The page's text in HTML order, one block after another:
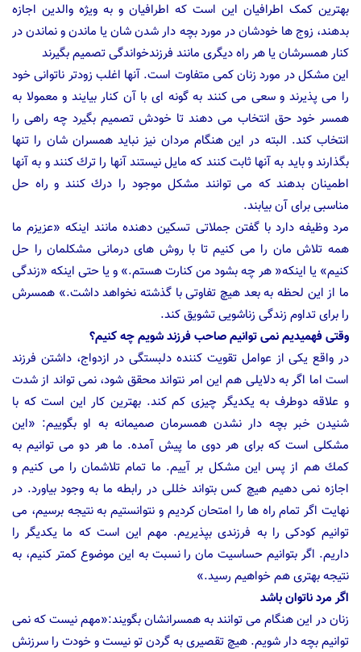
بهترین کمک اطرافیان این است كه اطرافیان و به ویژه والدین اجازه
بدهند، زوج ها خودشان در مورد بچه دار شدن شان یا ماندن و نماندن در
كنار همسرشان یا هر راه دیگری مانند فرزندخواندگی تصمیم بگیرند
این مشكل در مورد زنان كمی متفاوت است. آنها اغلب زودتر ناتوانی خود
را می پذیرند و سعی می كنند به گونه ای با آن كنار بیایند و معمولا به
همسر خود حق انتخاب می دهند تا خودش تصمیم بگیرد چه راهی را
انتخاب كند. البته در این هنگام مردان نیز نباید همسران شان را تنها
بگذارند و باید به آنها ثابت كنند كه مایل نیستند آنها را ترك كنند و به آنها
اطمینان بدهند كه می توانند مشكل موجود را درك كنند و راه حل
مناسبی برای آن بیابند.
مرد وظیفه دارد با گفتن جملاتی تسكین دهنده مانند اینكه «عزیزم ما
همه تلاش مان را می كنیم تا با روش های درمانی مشكلمان را حل
كنیم» یا اینكه« هر چه بشود من كنارت هستم.» و یا حتی اینكه «زندگی
ما از این لحظه به بعد هیچ تفاوتی با گذشته نخواهد داشت.» همسرش
را برای تداوم زندگی زناشویی تشویق كند.
وقتی فهمیدیم نمی توانیم صاحب فرزند شویم چه كنیم؟
در واقع یكی از عوامل تقویت كننده دلبستگی در ازدواج، داشتن فرزند
است اما اگر به دلایلی هم این امر نتواند محقق شود، نمی تواند از شدت
و علاقه دوطرف به یكدیگر چیزی كم كند. بهترین كار این است كه با
شنیدن خبر بچه دار نشدن همسرمان صمیمانه به او بگوییم: «این
مشكلی است كه برای هر دوی ما پیش آمده. ما هر دو می توانیم به
كمك هم از پس این مشكل بر آییم. ما تمام تلاشمان را می كنیم و
اجازه نمی دهیم هیچ كس بتواند خللی در رابطه ما به وجود بیاورد. در
نهایت اگر تمام راه ها را امتحان كردیم و نتوانستیم به نتیجه برسیم، می
توانیم كودكی را به فرزندی بپذیریم. مهم این است كه ما یكدیگر را
داریم. اگر بتوانیم حساسیت مان را نسبت به این موضوع كمتر كنیم، به
نتیجه بهتری هم خواهیم رسید.»
اگر مرد ناتوان باشد
زنان در این هنگام می توانند به همسرانشان بگویند:«مهم نیست كه نمی
توانیم بچه دار شویم. هیچ تقصیری به گردن تو نیست و خودت را سرزنش